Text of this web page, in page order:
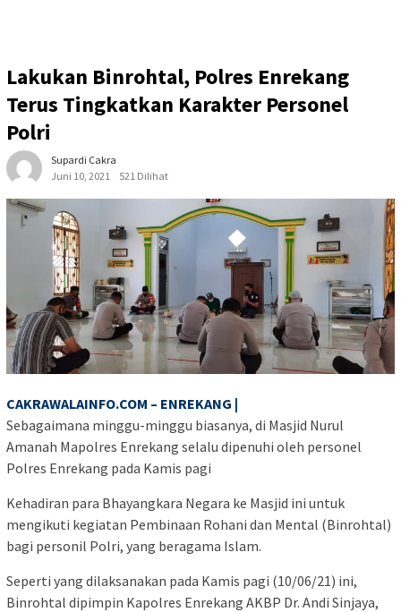
Lakukan Binrohtal, Polres Enrekang
Terus Tingkatkan Karakter Personel
Polri
Supardi Cakra
Juni 10, 2021
521 Dilihat
CAKRAWALAINFO.COM – ENREKANG |
Sebagaimana minggu-minggu biasanya, di Masjid Nurul
Amanah Mapolres Enrekang selalu dipenuhi oleh personel
Polres Enrekang pada Kamis pagi
Kehadiran para Bhayangkara Negara ke Masjid ini untuk
mengikuti kegiatan Pembinaan Rohani dan Mental (Binrohtal)
bagi personil Polri, yang beragama Islam.
Seperti yang dilaksanakan pada Kamis pagi (10/06/21) ini,
Binrohtal dipimpin Kapolres Enrekang AKBP Dr. Andi Sinjaya,